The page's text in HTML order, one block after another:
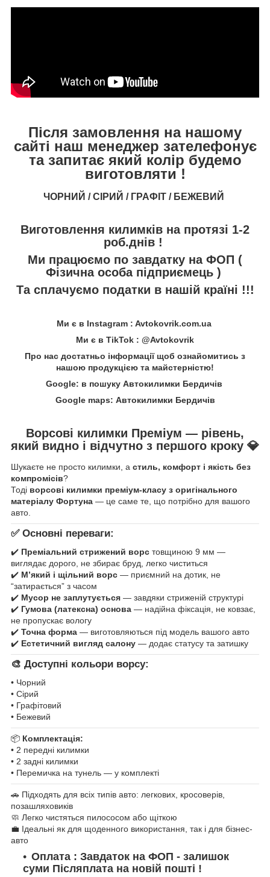
Після замовлення на нашому
сайті наш менеджер зателефонує
та запитає який колір будемо
виготовляти !
ЧОРНИЙ / СІРИЙ / ГРАФІТ / БЕЖЕВИЙ
Виготовлення килимків на протязі 1-2
роб.днів !
Ми працюємо по завдатку на ФОП (
Фізична особа підприємець )
Та сплачуємо податки в нашій країні !!!
Ми є в Instagram : Avtokovrik.com.ua
Ми є в TikTok : @Avtokovrik
Про нас достатньо інформації щоб ознайомитись з
нашою продукцією та майстерністю!
Google: в пошуку Автокилимки Бердичів
Google maps: Автокилимки Бердичів
Ворсові килимки Преміум — рівень,
який видно і відчутно з першого кроку 💎
Шукаєте не просто килимки, а стиль, комфорт і якість без
компромісів?
Тоді ворсові килимки преміум-класу з оригінального
матеріалу Фортуна — це саме те, що потрібно для вашого
авто.
✅ Основні переваги:
✔️ Преміальний стрижений ворс товщиною 9 мм —
виглядає дорого, не збирає бруд, легко чиститься
✔️ М’який і щільний ворс — приємний на дотик, не
“затирається” з часом
✔️ Мусор не заплутується — завдяки стриженій структурі
✔️ Гумова (латексна) основа — надійна фіксація, не ковзає,
не пропускає вологу
✔️ Точна форма — виготовляються під модель вашого авто
✔️ Естетичний вигляд салону — додає статусу та затишку
🎨 Доступні кольори ворсу:
• Чорний
• Сірий
• Графітовий
• Бежевий
📦 Комплектація:
• 2 передні килимки
• 2 задні килимки
• Перемичка на тунель — у комплекті
🚗 Підходять для всіх типів авто: легкових, кросоверів,
позашляховиків
🧼 Легко чистяться пилососом або щіткою
💼 Ідеальні як для щоденного використання, так і для бізнес-
авто
Оплата : Завдаток на ФОП - залишок
суми Післяплата на новій пошті !